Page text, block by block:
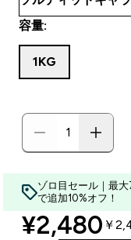
容量:
1KG
ゾロ目セール｜最
で追加10%オフ！
¥2,480‎ ￥